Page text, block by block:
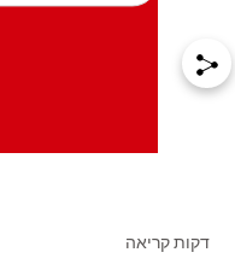
דקות קריאה